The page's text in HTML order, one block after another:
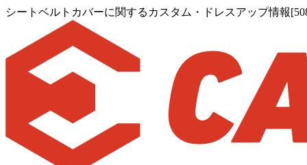
シートベルトカバーに関するカスタム・ドレスアップ情報